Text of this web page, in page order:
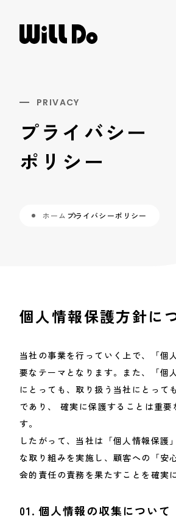
PRIVACY
プライバシー
ポリシー
ホーム プライバシーポリシー
個人情報保護方針に
当社の事業を行っていく上で、「個
要なテーマとなります。また、「個
にとっても、取り扱う当社にとって
であり、 確実に保護することは重要
す。
したがって、当社は「個人情報保護
な取り組みを実施し、顧客への「安
会的責任の責務を果たすことを確実
01. 個人情報の収集について